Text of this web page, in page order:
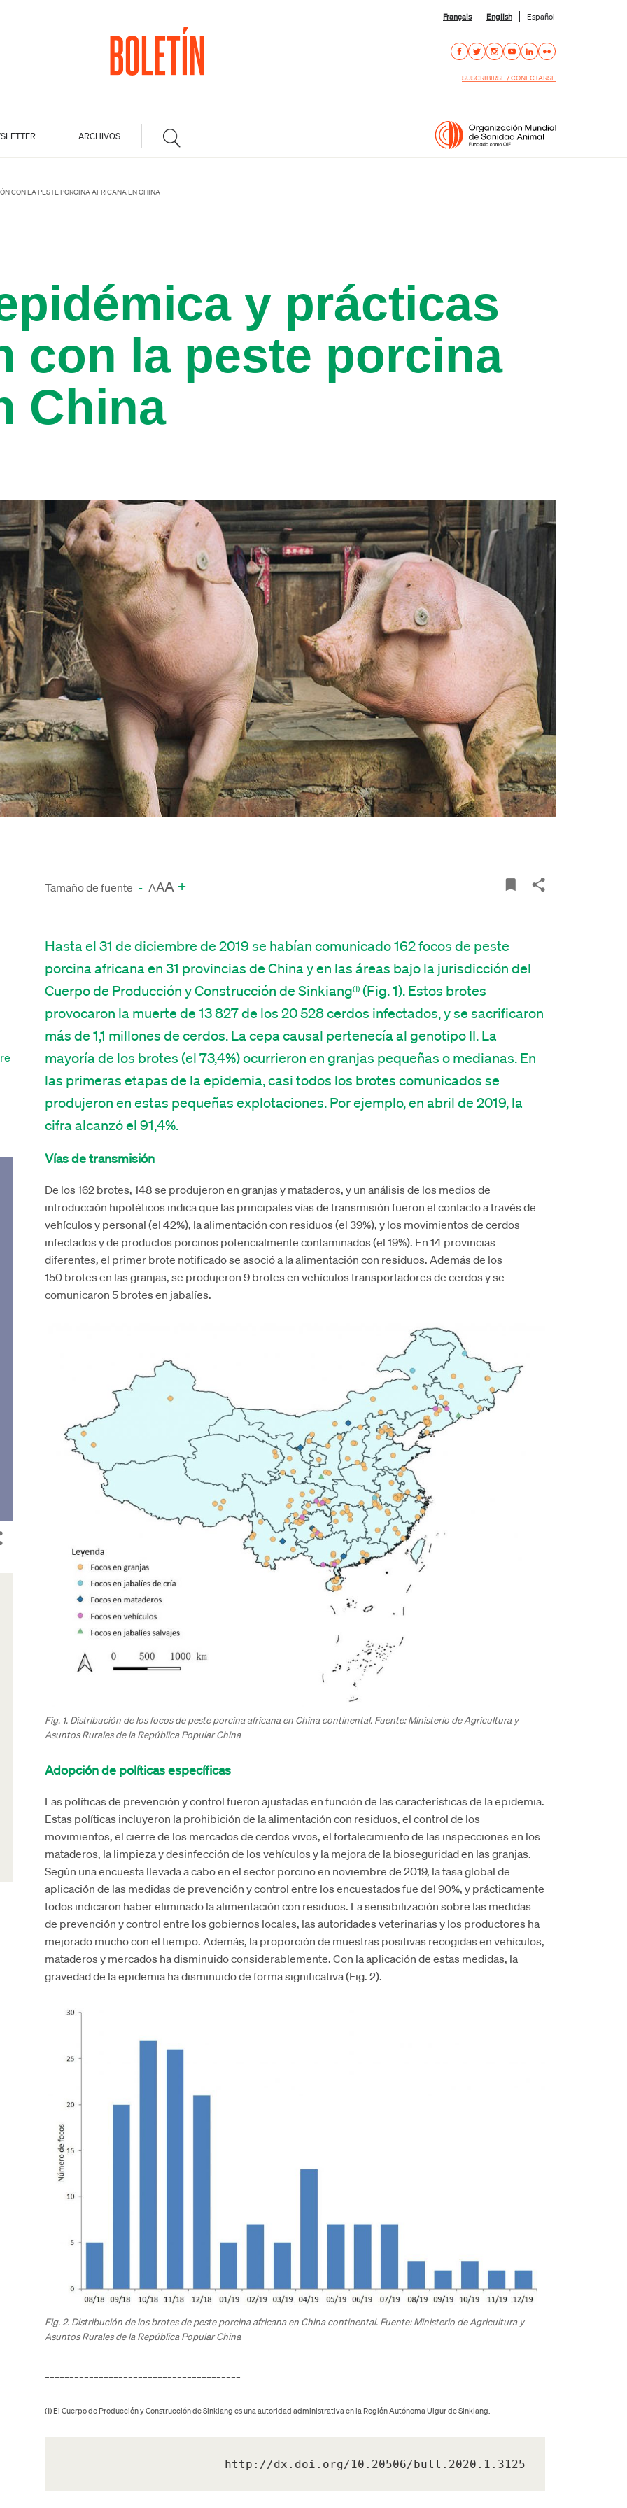
Français English Español
SUSCRIBIRSE / CONECTARSE
ARCHIVOS
CON LA PESTE PORCINA AFRICANA EN CHINA
y prácticas
con la peste porcina
China
Tamaño de fuente - AAA +
Hasta el 31 de diciembre de 2019 se habían comunicado 162 focos de peste
porcina africana en 31 provincias de China y en las áreas bajo la jurisdicción del
Cuerpo de Producción y Construcción de Sinkiang(1)(Fig. 1). Estos brotes
provocaron la muerte de 13 827 de los 20 528 cerdos infectados, y se sacrificaron
más de 1,1 millones de cerdos. La cepa causal pertenecía al genotipo II. La
mayoría de los brotes (el 73,4%) ocurrieron en granjas pequeñas o medianas. En
las primeras etapas de la epidemia, casi todos los brotes comunicados se
produjeron en estas pequeñas explotaciones. Por ejemplo, en abril de 2019, la
cifra alcanzó el 91,4%.
Vías de transmisión
De los 162 brotes, 148 se produjeron en granjas y mataderos, y un análisis de los medios de
introducción hipotéticos indica que las principales vías de transmisión fueron el contacto a través de
vehículos y personal (el 42%), la alimentación con residuos (el 39%), y los movimientos de cerdos
infectados y de productos porcinos potencialmente contaminados (el 19%). En 14 provincias
diferentes, el primer brote notificado se asoció a la alimentación con residuos. Además de los
150 brotes en las granjas, se produjeron 9 brotes en vehículos transportadores de cerdos y se
comunicaron 5 brotes en jabalíes.
Fig. 1. Distribución de los focos de peste porcina africana en China continental. Fuente: Ministerio de Agricultura y
Asuntos Rurales de la República Popular China
Adopción de políticas específicas
Las políticas de prevención y control fueron ajustadas en función de las características de la epidemia.
Estas políticas incluyeron la prohibición de la alimentación con residuos, el control de los
movimientos, el cierre de los mercados de cerdos vivos, el fortalecimiento de las inspecciones en los
mataderos, la limpieza y desinfección de los vehículos y la mejora de la bioseguridad en las granjas.
Según una encuesta llevada a cabo en el sector porcino en noviembre de 2019, la tasa global de
aplicación de las medidas de prevención y control entre los encuestados fue del 90%, y prácticamente
todos indicaron haber eliminado la alimentación con residuos. La sensibilización sobre las medidas
de prevención y control entre los gobiernos locales, las autoridades veterinarias y los productores ha
mejorado mucho con el tiempo. Además, la proporción de muestras positivas recogidas en vehículos,
mataderos y mercados ha disminuido considerablemente. Con la aplicación de estas medidas, la
gravedad de la epidemia ha disminuido de forma significativa (Fig. 2).
Fig. 2. Distribución de los brotes de peste porcina africana en China continental. Fuente: Ministerio de Agricultura y
Asuntos Rurales de la República Popular China
(1) El Cuerpo de Producción y Construcción de Sinkiang es una autoridad administrativa en la Región Autónoma Uigur de Sinkiang.
http://dx.doi.org/10.20506/bull.2020.1.3125